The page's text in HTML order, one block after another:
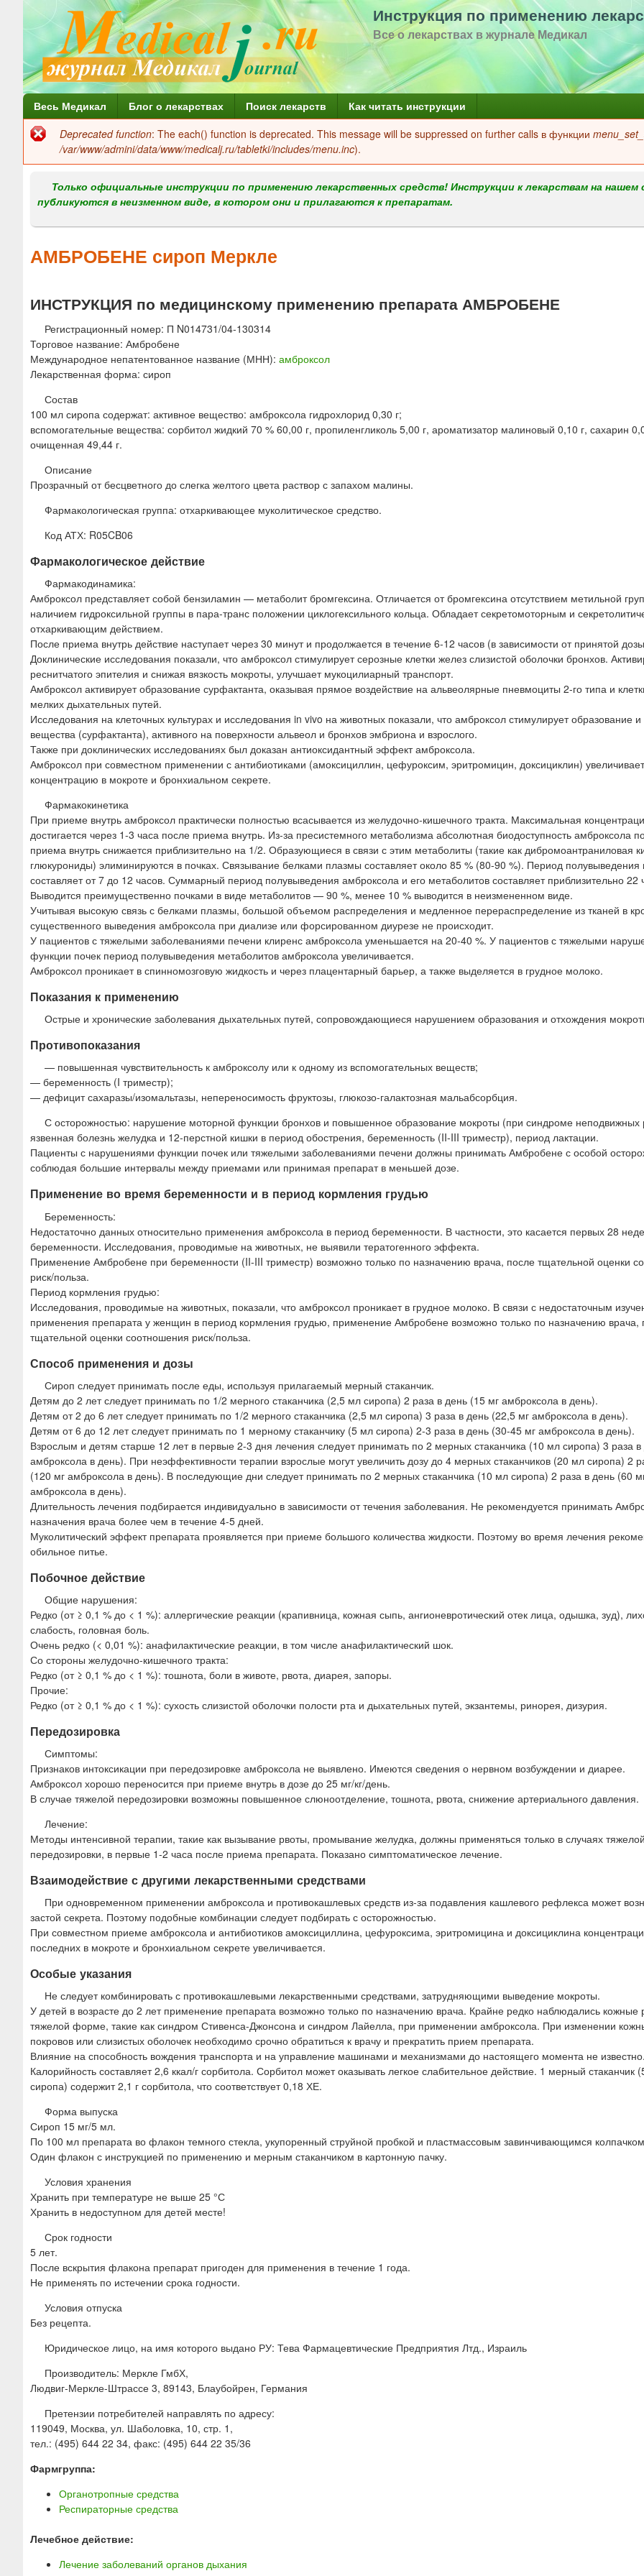
Перейти
к
содержанию
Инструкция по применению
Все о лекарствах в журнале Медикал
Г
л
н
м
н
Весь Медикал Блог о лекарствах Поиск лекарств Как читать инструкции
Сообщение
об
ошибке
Deprecated function: The each() function is deprecated. This message will be suppressed on further calls в функции
/var/www/admini/data/www/medicalj.ru/tabletki/includes/menu.inc).
Только официальные инструкции по применению лекарственных средств! Инструкции к лекарствам на нашем
публикуются в неизменном виде, в котором они и прилагаются к препаратам.
АМБРОБЕНЕ сироп Меркле
ИНСТРУКЦИЯ по медицинскому применению препарата АМБРОБЕНЕ
Регистрационный номер: П N014731/04-130314
Торговое название: Амбробене
Международное непатентованное название (МНН): амброксол
Лекарственная форма: сироп
Состав
100 мл сиропа содержат: активное вещество: амброксола гидрохлорид 0,30 г;
вспомогательные вещества: сорбитол жидкий 70 % 60,00 г, пропиленгликоль 5,00 г, ароматизатор малиновый 0,10 г, сахарин
очищенная 49,44 г.
Описание
Прозрачный от бесцветного до слегка желтого цвета раствор с запахом малины.
Фармакологическая группа: отхаркивающее муколитическое средство.
Код АТХ: R05CB06
Фармакологическое действие
Фармакодинамика:
Амброксол представляет собой бензиламин — метаболит бромгексина. Отличается от бромгексина отсутствием метильной
наличием гидроксильной группы в пара-транс положении циклогексильного кольца. Обладает секретомоторным и
отхаркивающим действием.
После приема внутрь действие наступает через 30 минут и продолжается в течение 6-12 часов (в зависимости от принятой
Доклинические исследования показали, что амброксол стимулирует серозные клетки желез слизистой оболочки бронхов.
реснитчатого эпителия и снижая вязкость мокроты, улучшает мукоцилиарный транспорт.
Амброксол активирует образование сурфактанта, оказывая прямое воздействие на альвеолярные пневмоциты 2-го типа и
мелких дыхательных путей.
Исследования на клеточных культурах и исследования in vivo на животных показали, что амброксол стимулирует образование
вещества (сурфактанта), активного на поверхности альвеол и бронхов эмбриона и взрослого.
Также при доклинических исследованиях был доказан антиоксидантный эффект амброксола.
Амброксол при совместном применении с антибиотиками (амоксициллин, цефуроксим, эритромицин, доксициклин)
концентрацию в мокроте и бронхиальном секрете.
Фармакокинетика
При приеме внутрь амброксол практически полностью всасывается из желудочно-кишечного тракта. Максимальная
достигается через 1-3 часа после приема внутрь. Из-за пресистемного метаболизма абсолютная биодоступность амброксола
приема внутрь снижается приблизительно на 1/2. Образующиеся в связи с этим метаболиты (такие как дибромоантраниловая
глюкурониды) элиминируются в почках. Связывание белками плазмы составляет около 85 % (80-90 %). Период полувыведения
составляет от 7 до 12 часов. Суммарный период полувыведения амброксола и его метаболитов составляет приблизительно 22
Выводится преимущественно почками в виде метаболитов — 90 %, менее 10 % выводится в неизмененном виде.
Учитывая высокую связь с белками плазмы, большой объемом распределения и медленное перераспределение из тканей в
существенного выведения амброксола при диализе или форсированном диурезе не происходит.
У пациентов с тяжелыми заболеваниями печени клиренс амброксола уменьшается на 20-40 %. У пациентов с тяжелыми
функции почек период полувыведения метаболитов амброксола увеличивается.
Амброксол проникает в спинномозговую жидкость и через плацентарный барьер, а также выделяется в грудное молоко.
Показания к применению
Острые и хронические заболевания дыхательных путей, сопровождающиеся нарушением образования и отхождения
Противопоказания
— повышенная чувствительность к амброксолу или к одному из вспомогательных веществ;
— беременность (I триместр);
— дефицит сахаразы/изомальтазы, непереносимость фруктозы, глюкозо-галактозная мальабсорбция.
С осторожностью: нарушение моторной функции бронхов и повышенное образование мокроты (при синдроме неподвижных
язвенная болезнь желудка и 12-перстной кишки в период обострения, беременность (II-III триместр), период лактации.
Пациенты с нарушениями функции почек или тяжелыми заболеваниями печени должны принимать Амбробене с особой
соблюдая большие интервалы между приемами или принимая препарат в меньшей дозе.
Применение во время беременности и в период кормления грудью
Беременность:
Недостаточно данных относительно применения амброксола в период беременности. В частности, это касается первых 28
беременности. Исследования, проводимые на животных, не выявили тератогенного эффекта.
Применение Амбробене при беременности (II-III триместр) возможно только по назначению врача, после тщательной оценки
риск/польза.
Период кормления грудью:
Исследования, проводимые на животных, показали, что амброксол проникает в грудное молоко. В связи с недостаточным
применения препарата у женщин в период кормления грудью, применение Амбробене возможно только по назначению врача,
тщательной оценки соотношения риск/польза.
Способ применения и дозы
Сироп следует принимать после еды, используя прилагаемый мерный стаканчик.
Детям до 2 лет следует принимать по 1/2 мерного стаканчика (2,5 мл сиропа) 2 раза в день (15 мг амброксола в день).
Детям от 2 до 6 лет следует принимать по 1/2 мерного стаканчика (2,5 мл сиропа) 3 раза в день (22,5 мг амброксола в день).
Детям от 6 до 12 лет следует принимать по 1 мерному стаканчику (5 мл сиропа) 2-3 раза в день (30-45 мг амброксола в день).
Взрослым и детям старше 12 лет в первые 2-3 дня лечения следует принимать по 2 мерных стаканчика (10 мл сиропа) 3 раза
амброксола в день). При неэффективности терапии взрослые могут увеличить дозу до 4 мерных стаканчиков (20 мл сиропа) 2
(120 мг амброксола в день). В последующие дни следует принимать по 2 мерных стаканчика (10 мл сиропа) 2 раза в день (60
амброксола в день).
Длительность лечения подбирается индивидуально в зависимости от течения заболевания. Не рекомендуется принимать
назначения врача более чем в течение 4-5 дней.
Муколитический эффект препарата проявляется при приеме большого количества жидкости. Поэтому во время лечения
обильное питье.
Побочное действие
Общие нарушения:
Редко (от ≥ 0,1 % до < 1 %): аллергические реакции (крапивница, кожная сыпь, ангионевротический отек лица, одышка, зуд),
слабость, головная боль.
Очень редко (< 0,01 %): анафилактические реакции, в том числе анафилактический шок.
Со стороны желудочно-кишечного тракта:
Редко (от ≥ 0,1 % до < 1 %): тошнота, боли в животе, рвота, диарея, запоры.
Прочие:
Редко (от ≥ 0,1 % до < 1 %): сухость слизистой оболочки полости рта и дыхательных путей, экзантемы, ринорея, дизурия.
Передозировка
Симптомы:
Признаков интоксикации при передозировке амброксола не выявлено. Имеются сведения о нервном возбуждении и диарее.
Амброксол хорошо переносится при приеме внутрь в дозе до 25 мг/кг/день.
В случае тяжелой передозировки возможны повышенное слюноотделение, тошнота, рвота, снижение артериального давления.
Лечение:
Методы интенсивной терапии, такие как вызывание рвоты, промывание желудка, должны применяться только в случаях тяжелой
передозировки, в первые 1-2 часа после приема препарата. Показано симптоматическое лечение.
Взаимодействие с другими лекарственными средствами
При одновременном применении амброксола и противокашлевых средств из-за подавления кашлевого рефлекса может
застой секрета. Поэтому подобные комбинации следует подбирать с осторожностью.
При совместном приеме амброксола и антибиотиков амоксициллина, цефуроксима, эритромицина и доксициклина
последних в мокроте и бронхиальном секрете увеличивается.
Особые указания
Не следует комбинировать с противокашлевыми лекарственными средствами, затрудняющими выведение мокроты.
У детей в возрасте до 2 лет применение препарата возможно только по назначению врача. Крайне редко наблюдались кожные
тяжелой форме, такие как синдром Стивенса-Джонсона и синдром Лайелла, при применении амброксола. При изменении
покровов или слизистых оболочек необходимо срочно обратиться к врачу и прекратить прием препарата.
Влияние на способность вождения транспорта и на управление машинами и механизмами до настоящего момента не известно.
Калорийность составляет 2,6 ккал/г сорбитола. Сорбитол может оказывать легкое слабительное действие. 1 мерный стаканчик
сиропа) содержит 2,1 г сорбитола, что соответствует 0,18 ХЕ.
Форма выпуска
Сироп 15 мг/5 мл.
По 100 мл препарата во флакон темного стекла, укупоренный струйной пробкой и пластмассовым завинчивающимся
Один флакон с инструкцией по применению и мерным стаканчиком в картонную пачку.
Условия хранения
Хранить при температуре не выше 25 °С
Хранить в недоступном для детей месте!
Срок годности
5 лет.
После вскрытия флакона препарат пригоден для применения в течение 1 года.
Не применять по истечении срока годности.
Условия отпуска
Без рецепта.
Юридическое лицо, на имя которого выдано РУ: Тева Фармацевтические Предприятия Лтд., Израиль
Производитель: Меркле ГмбХ,
Людвиг-Меркле-Штрассе 3, 89143, Блаубойрен, Германия
Претензии потребителей направлять по адресу:
119049, Москва, ул. Шаболовка, 10, стр. 1,
тел.: (495) 644 22 34, факс: (495) 644 22 35/36
Фармгруппа:
Органотропные средства
Респираторные средства
Лечебное действие:
Лечение заболеваний органов дыхания